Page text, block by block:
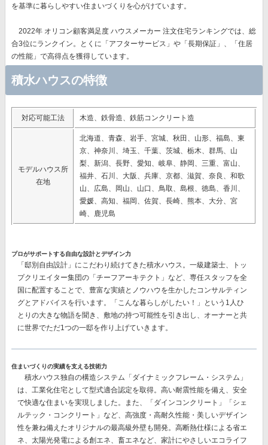
を基準に暮らしやすい住まいづくりを心がけています。
2022年 オリコン顧客満足度 ハウスメーカー 注文住宅ランキングでは、総
合3位にランクイン。とくに 「アフターサービス」や「長期保証」、「住居
の性能」で高得点を獲得しています。
積水ハウスの特徴
対応可能工法 木造、鉄骨造、鉄筋コンクリート造
モデルハウス所
在地
北海道、青森、岩手、宮城、秋田、山形、福島、東
京、神奈川、埼玉、千葉、茨城、栃木、群馬、山
梨、新潟、長野、愛知、岐阜、静岡、三重、富山、
福井、石川、大阪、兵庫、京都、滋賀、奈良、和歌
山、広島、岡山、山口、鳥取、島根、徳島、香川、
愛媛、高知、福岡、佐賀、長崎、熊本、大分、宮
崎、鹿児島
プロがサポートする自由な設計とデザイン力
「邸別自由設計」 にこだわり続けてきた積水ハウス。一級建築士、トッ
プクリエイター集団の 「チーフアーキテクト」 など、専任スタッフを全
国に配置することで、豊富な実績とノウハウを生かしたコンサルティン
グとアドバイスを行います。「こんな暮らしがしたい！」という1人ひ
とりの大きな物語を聞き、敷地の持つ可能性を引き出し、オーナーと共
に世界でただ1つの一邸を作り上げていきます。
住まいづくりの実績を支える技術力
積水ハウス独自の構造システム 「ダイナミックフレーム・システム」
は、工業化住宅として型式適合認定を取得。高い耐震性能を備え、安全
で快適な住まいを実現しました。また、
「ダインコンクリート」「シェ
ルテック・コンクリート」 など、高強度・高耐久性能・美しいデザイン
性を兼ね備えたオリジナルの最高級外壁も開発。高断熱仕様による省エ
ネ、太陽光発電による創エネ、畜エネなど、家計にやさしいエコライフ